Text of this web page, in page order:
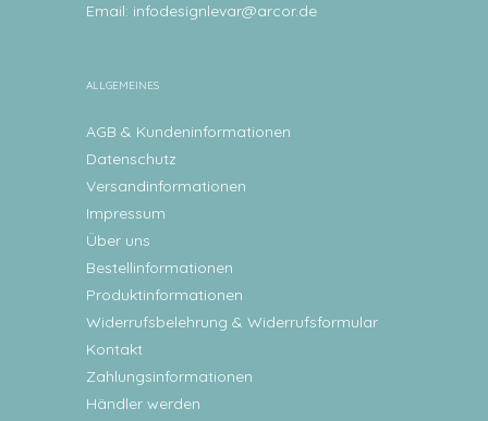
Email: infodesignlevar@arcor.de
ALLGEMEINES
AGB & Kundeninformationen
Datenschutz
Versandinformationen
Impressum
Über uns
Bestellinformationen
Produktinformationen
Widerrufsbelehrung & Widerrufsformular
Kontakt
Zahlungsinformationen
Händler werden